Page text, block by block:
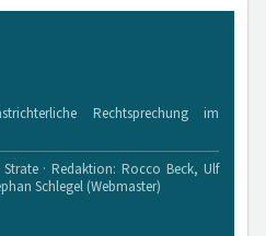
Rechtsprechung im
· Redaktion: Rocco Beck, Ulf
Schlegel (Webmaster)